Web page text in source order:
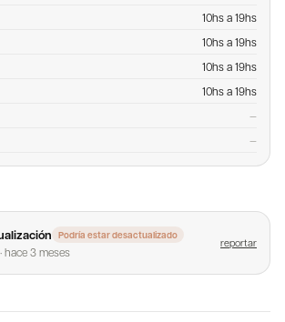
10hs a 19hs
10hs a 19hs
10hs a 19hs
10hs a 19hs
—
—
Podría estar desactualizado
·hace 3 meses
reportar